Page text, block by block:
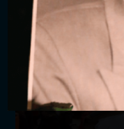
überlebt. Sie